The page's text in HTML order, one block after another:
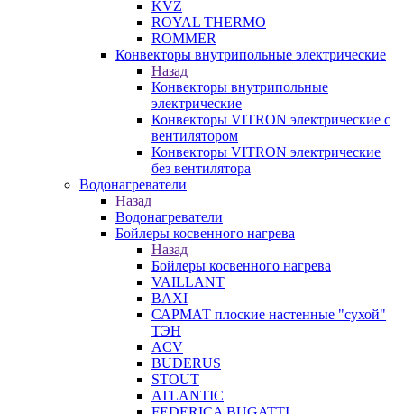
KVZ
ROYAL THERMO
ROMMER
Конвекторы внутрипольные электрические
Назад
Конвекторы внутрипольные
электрические
Конвекторы VITRON электрические с
вентилятором
Конвекторы VITRON электрические
без вентилятора
Водонагреватели
Назад
Водонагреватели
Бойлеры косвенного нагрева
Назад
Бойлеры косвенного нагрева
VAILLANT
BAXI
САРМАТ плоские настенные "сухой"
ТЭН
ACV
BUDERUS
STOUT
ATLANTIC